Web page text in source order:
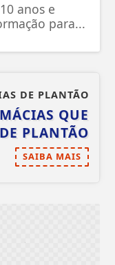
anos e
para...
DE PLANTÃO
QUE
PLANTÃO
SAIBA MAIS